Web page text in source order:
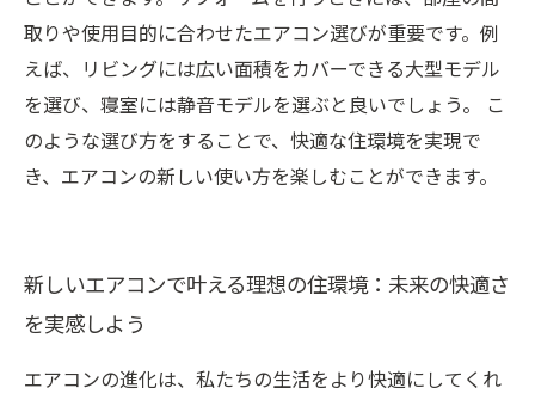
取りや使用目的に合わせたエアコン選びが重要です。例
えば、リビングには広い面積をカバーできる大型モデル
を選び、寝室には静音モデルを選ぶと良いでしょう。 こ
のような選び方をすることで、快適な住環境を実現で
き、エアコンの新しい使い方を楽しむことができます。
新しいエアコンで叶える理想の住環境：未来の快適さ
を実感しよう
エアコンの進化は、私たちの生活をより快適にしてくれ